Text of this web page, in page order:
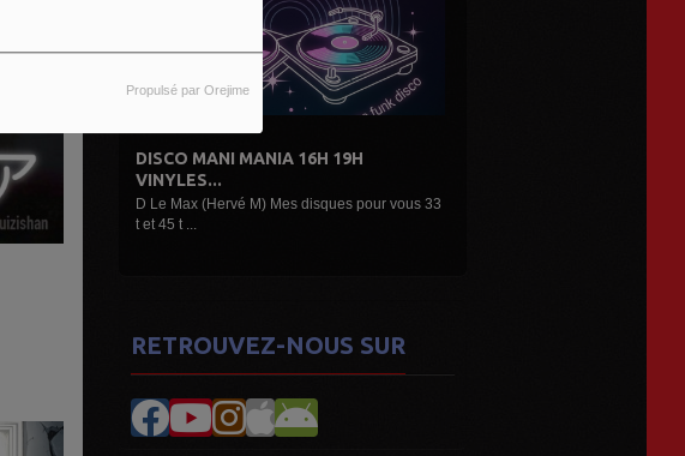
Propulsé par Orejime
DISCO MANI MANIA 16H 19H
VINYLES...
D Le Max (Hervé M) Mes disques pour vous 33
t et 45 t ...
DE L'AIR...LES DÉCOUVERTES
Une belle émission musicale des découvertes,
RETROUVEZ-NOUS SUR